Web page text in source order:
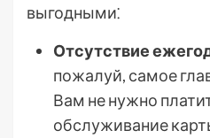
выгодными⁚
Отсутствие
пожалуй, самое
Вам не нужно
обслуживание